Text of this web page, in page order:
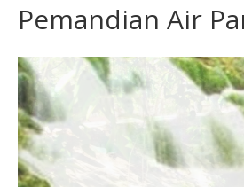
Pemandian Air